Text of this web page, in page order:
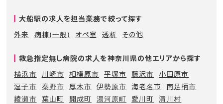
大船駅の求人を担当業務で絞って探す
外来
病棟(一般) オペ室 透析 その他
救急指定無し病院の求人を神奈川県の他エリアから探す
横浜市
川崎市 相模原市 平塚市 藤沢市
小田原市
逗子市
秦野市 厚木市 伊勢原市 海老名市
南足柄市
綾瀬市
葉山町 開成町 湯河原町 愛川町 清川村